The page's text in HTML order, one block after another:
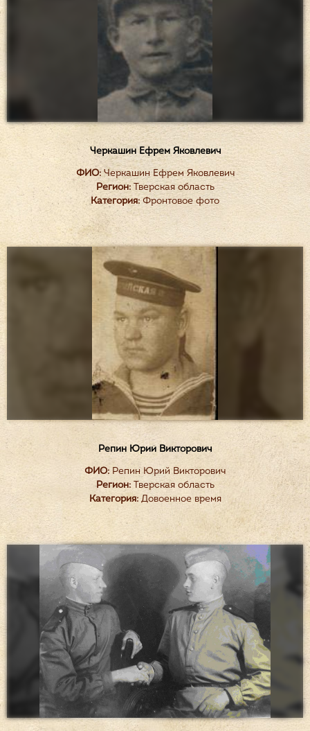
Черкашин Ефрем Яковлевич
ФИО:Черкашин Ефрем Яковлевич
Регион:Тверская область
Категория:Фронтовое фото
Репин Юрий Викторович
ФИО: Репин Юрий Викторович
Регион:Тверская область
Категория:Довоенное время